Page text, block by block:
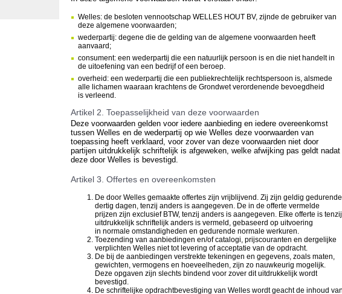
Welles: de besloten vennootschap WELLES HOUT BV, zijnde de gebruiker van
deze algemene voorwaarden;
wederpartij: degene die de gelding van de algemene voorwaarden heeft
aanvaard;
consument: een wederpartij die een natuurlijk persoon is en die niet handelt in
de uitoefening van een bedrijf of een beroep.
overheid: een wederpartij die een publiekrechtelijk rechtspersoon is, alsmede
alle lichamen waaraan krachtens de Grondwet verordenende bevoegdheid
is verleend.
Artikel 2. Toepasselijkheid van deze voorwaarden
Deze voorwaarden gelden voor iedere aanbieding en iedere overeenkomst
tussen Welles en de wederpartij op wie Welles deze voorwaarden van
toepassing heeft verklaard, voor zover van deze voorwaarden niet door
partijen uitdrukkelijk schriftelijk is afgeweken, welke afwijking pas geldt nadat
deze door Welles is bevestigd.
Artikel 3. Offertes en overeenkomsten
De door Welles gemaakte offertes zijn vrijblijvend. Zij zijn geldig gedurende
dertig dagen, tenzij anders is aangegeven. De in de offerte vermelde
prijzen zijn exclusief BTW, tenzij anders is aangegeven. Elke offerte is tenzij
uitdrukkelijk schriftelijk anders is vermeld, gebaseerd op uitvoering
in normale omstandigheden en gedurende normale werkuren.
Toezending van aanbiedingen en/of catalogi, prijscouranten en dergelijke
verplichten Welles niet tot levering of acceptatie van de opdracht.
De bij de aanbiedingen verstrekte tekeningen en gegevens, zoals maten,
gewichten, vermogens en hoeveelheden, zijn zo nauwkeurig mogelijk.
Deze opgaven zijn slechts bindend voor zover dit uitdrukkelijk wordt
bevestigd.
De schriftelijke opdrachtbevestiging van Welles wordt geacht de inhoud